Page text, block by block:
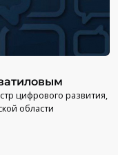
цифрового развития,
области